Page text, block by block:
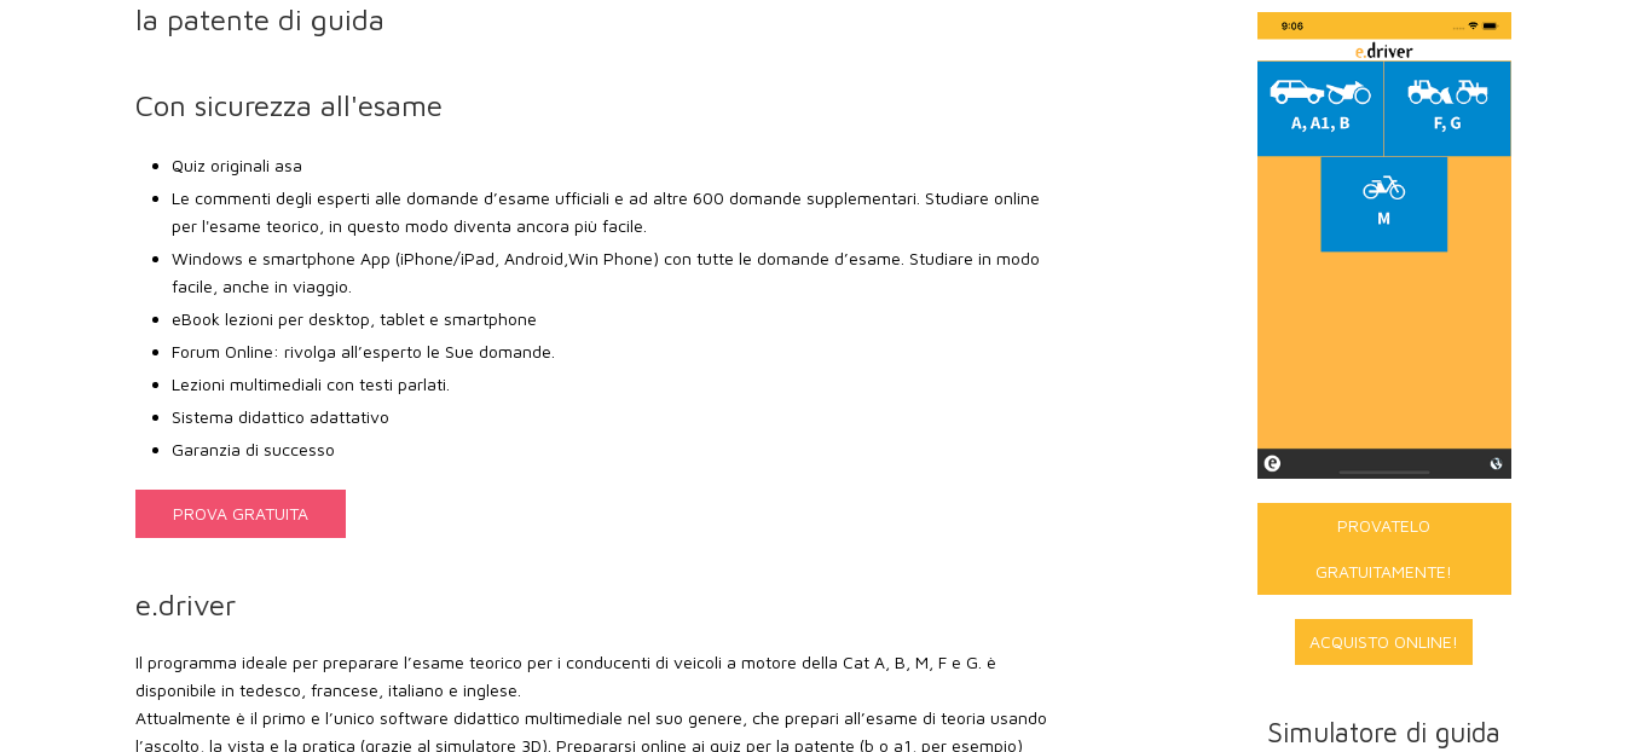
la patente di guida
Con sicurezza all'esame
Quiz originali asa
Le commenti degli esperti alle domande d’esame ufficiali e ad altre 600 domande supplementari. Studiare online
per l'esame teorico, in questo modo diventa ancora più facile.
Windows e smartphone App (iPhone/iPad, Android,Win Phone) con tutte le domande d’esame. Studiare in modo
facile, anche in viaggio.
eBook lezioni per desktop, tablet e smartphone
Forum Online: rivolga all’esperto le Sue domande.
Lezioni multimediali con testi parlati.
Sistema didattico adattativo
Garanzia di successo
PROVA GRATUITA
e.driver
Il programma ideale per preparare l’esame teorico per i conducenti di veicoli a motore della Cat A, B, M, F e G. è
disponibile in tedesco, francese, italiano e inglese.
Attualmente è il primo e l’unico software didattico multimediale nel suo genere, che prepari all’esame di teoria usando
l’ascolto, la vista e la pratica (grazie al simulatore 3D). Prepararsi online ai quiz per la patente (b o a1, per esempio)
PROVATELO
GRATUITAMENTE!
ACQUISTO ONLINE!
Simulatore di guida